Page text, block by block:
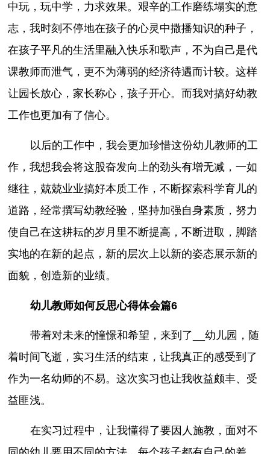
中玩，玩中学，力求效果。艰辛的工作磨练塌实的意
志，我时刻不停地在孩子的心灵中撒播知识的种子，
在孩子平凡的生活里融入快乐和歌声，不为自己是代
课教师而泄气，更不为薄弱的经济待遇而计较。这样
让园长放心，家长称心，孩子开心。而我对搞好幼教
工作也更加有了信心。
以后的工作中，我会更加珍惜这份幼儿教师的工
作，我想我会将这股奋发向上的劲头有增无减，一如
继往，兢兢业业搞好本质工作，不断探索科学育儿的
道路，经常撰写幼教经验，坚持加强自身素质，努力
使自己在这耕耘的岁月里不断提高，不断进取，脚踏
实地的在新的起点，新的层次上以新的姿态展示新的
面貌，创造新的业绩。
幼儿教师如何反思心得体会篇6
带着对未来的憧憬和希望，来到了__幼儿园，随
着时间飞逝，实习生活的结束，让我真正的感受到了
作为一名幼师的不易。这次实习也让我收益颇丰、受
益匪浅。
在实习过程中，让我懂得了要因人施教，面对不